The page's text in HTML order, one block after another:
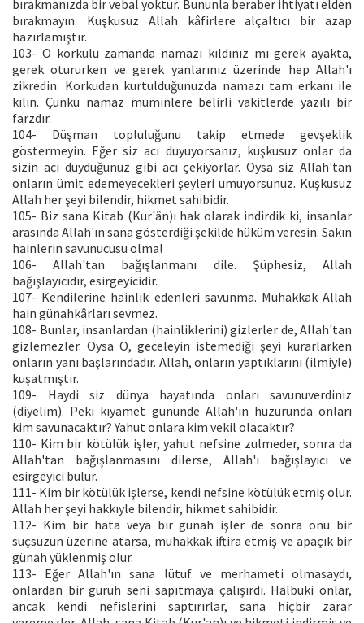
bırakmanızda bir vebal yoktur. Bununla beraber ihtiyatı elden
bırakmayın. Kuşkusuz Allah kâfirlere alçaltıcı bir azap
hazırlamıştır.
103- O korkulu zamanda namazı kıldınız mı gerek ayakta,
gerek otururken ve gerek yanlarınız üzerinde hep Allah'ı
zikredin. Korkudan kurtulduğunuzda namazı tam erkanı ile
kılın. Çünkü namaz müminlere belirli vakitlerde yazılı bir
farzdır.
104- Düşman topluluğunu takip etmede gevşeklik
göstermeyin. Eğer siz acı duyuyorsanız, kuşkusuz onlar da
sizin acı duyduğunuz gibi acı çekiyorlar. Oysa siz Allah'tan
onların ümit edemeyecekleri şeyleri umuyorsunuz. Kuşkusuz
Allah her şeyi bilendir, hikmet sahibidir.
105- Biz sana Kitab (Kur'ân)ı hak olarak indirdik ki, insanlar
arasında Allah'ın sana gösterdiği şekilde hüküm veresin. Sakın
hainlerin savunucusu olma!
106- Allah'tan bağışlanmanı dile. Şüphesiz, Allah
bağışlayıcıdır, esirgeyicidir.
107- Kendilerine hainlik edenleri savunma. Muhakkak Allah
hain günahkârları sevmez.
108- Bunlar, insanlardan (hainliklerini) gizlerler de, Allah'tan
gizlemezler. Oysa O, geceleyin istemediği şeyi kurarlarken
onların yanı başlarındadır. Allah, onların yaptıklarını (ilmiyle)
kuşatmıştır.
109- Haydi siz dünya hayatında onları savunuverdiniz
(diyelim). Peki kıyamet gününde Allah'ın huzurunda onları
kim savunacaktır? Yahut onlara kim vekil olacaktır?
110- Kim bir kötülük işler, yahut nefsine zulmeder, sonra da
Allah'tan bağışlanmasını dilerse, Allah'ı bağışlayıcı ve
esirgeyici bulur.
111- Kim bir kötülük işlerse, kendi nefsine kötülük etmiş olur.
Allah her şeyi hakkıyle bilendir, hikmet sahibidir.
112- Kim bir hata veya bir günah işler de sonra onu bir
suçsuzun üzerine atarsa, muhakkak iftira etmiş ve apaçık bir
günah yüklenmiş olur.
113- Eğer Allah'ın sana lütuf ve merhameti olmasaydı,
onlardan bir güruh seni sapıtmaya çalışırdı. Halbuki onlar,
ancak kendi nefislerini saptırırlar, sana hiçbir zarar